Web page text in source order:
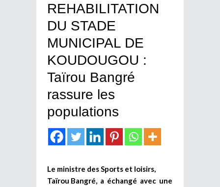
REHABILITATION
DU STADE
MUNICIPAL DE
KOUDOUGOU :
Taïrou Bangré
rassure les
populations
Le ministre des Sports et loisirs,
Taïrou Bangré, a échangé avec une